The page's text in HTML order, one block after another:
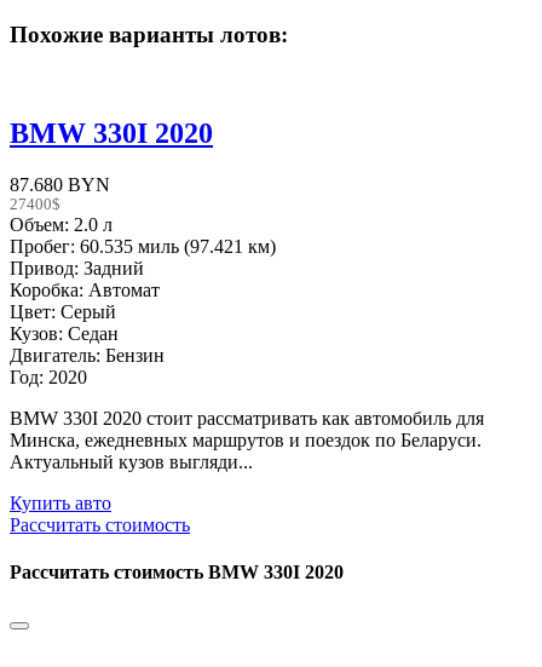
Похожие варианты лотов:
BMW 330I 2020
87.680 BYN
27400$
Объем: 2.0 л
Пробег: 60.535 миль (97.421 км)
Привод: Задний
Коробка: Автомат
Цвет: Серый
Кузов: Седан
Двигатель: Бензин
Год: 2020
BMW 330I 2020 стоит рассматривать как автомобиль для
Минска, ежедневных маршрутов и поездок по Беларуси.
Актуальный кузов выгляди...
Купить авто
Рассчитать стоимость
Рассчитать стоимость BMW 330I 2020